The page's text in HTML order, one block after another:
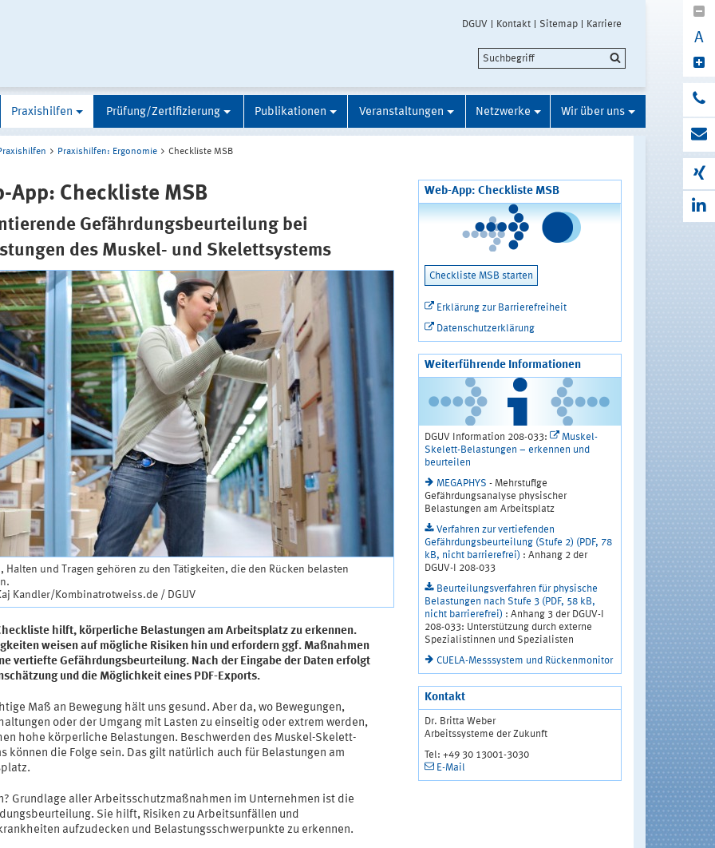
DGUV Kontakt Sitemap Karriere
A
Praxishilfen Prüfung/Zertifizierung Publikationen Veranstaltungen Netzwerke Wir über uns
Praxishilfen: Ergonomie Checkliste MSB
App: Checkliste MSB
Gefährdungsbeurteilung bei
des Muskel- und Skelettsystems
Halten und Tragen gehören zu den Tätigkeiten, die den Rücken belasten
Kandler/Kombinatrotweiss.de / DGUV
hilft, körperliche Belastungen am Arbeitsplatz zu erkennen.
weisen auf mögliche Risiken hin und erfordern ggf. Maßnahmen
vertiefte Gefährdungsbeurteilung. Nach der Eingabe der Daten erfolgt
und die Möglichkeit eines PDF-Exports.
Maß an Bewegung hält uns gesund. Aber da, wo Bewegungen,
oder der Umgang mit Lasten zu einseitig oder extrem werden,
hohe körperliche Belastungen. Beschwerden des Muskel-Skelett-
können die Folge sein. Das gilt natürlich auch für Belastungen am
Grundlage aller Arbeitsschutzmaßnahmen im Unternehmen ist die
Sie hilft, Risiken zu Arbeitsunfällen und
aufzudecken und Belastungsschwerpunkte zu erkennen.
Web-App: Checkliste MSB
Checkliste MSB starten
Erklärung zur Barrierefreiheit
Datenschutzerklärung
Weiterführende Informationen
DGUV Information 208-033:
Muskel-
Skelett-Belastungen – erkennen und
beurteilen
MEGAPHYS - Mehrstufige
Gefährdungsanalyse physischer
Belastungen am Arbeitsplatz
Verfahren zur vertiefenden
Gefährdungsbeurteilung (Stufe 2) (PDF, 78
kB, nicht barrierefrei) : Anhang 2 der
DGUV-I 208-033
Beurteilungsverfahren für physische
Belastungen nach Stufe 3 (PDF, 58 kB,
nicht barrierefrei) : Anhang 3 der DGUV-I
208-033: Unterstützung durch externe
Spezialistinnen und Spezialisten
CUELA-Messsystem und Rückenmonitor
Kontakt
Dr. Britta Weber
Arbeitssysteme der Zukunft
Tel: +49 30 13001-3030
E-Mail